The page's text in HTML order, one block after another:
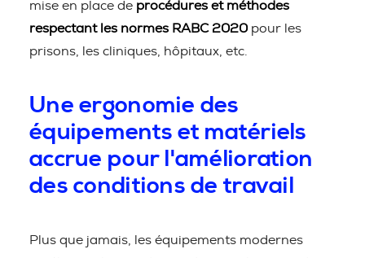
mise en place de procédures et méthodes
respectant les normes RABC 2020 pour les
prisons, les cliniques, hôpitaux, etc.
Une ergonomie des
équipements et matériels
accrue pour l'amélioration
des conditions de travail
Plus que jamais, les équipements modernes